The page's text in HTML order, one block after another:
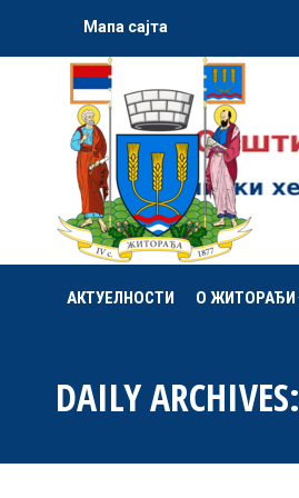
Мапа сајта
АКТУЕЛНОСТИ О ЖИТОРАЂИ
DAILY ARCHIVES:
АКТУЕЛНОСТИ